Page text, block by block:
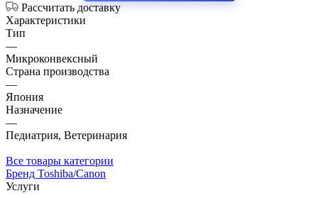
Рассчитать доставку
Характеристики
Тип
—
Микроконвексный
Страна производства
—
Япония
Назначение
—
Педиатрия, Ветеринария
Все товары категории
Бренд Toshiba/Canon
Услуги